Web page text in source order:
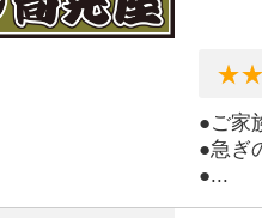
●ご家
●急ぎ
●...